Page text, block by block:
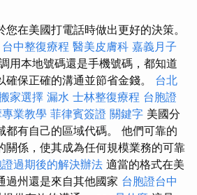
在美國打電話時做出更好的決策。
台中整復療程 醫美皮膚科 嘉義月子
用本地號碼還是手機號碼，都知道
保正確的溝通並節省金錢。 台北
家選擇 漏水 士林整復療程 台胞證
業教學 菲律賓簽證 關鍵字 美國分
都有自己的區域代碼。 他們可靠的
關係，使其成為任何規模業務的可靠
證過期後的解決辦法 適當的格式在美
過州還是來自其他國家 台胞證台中